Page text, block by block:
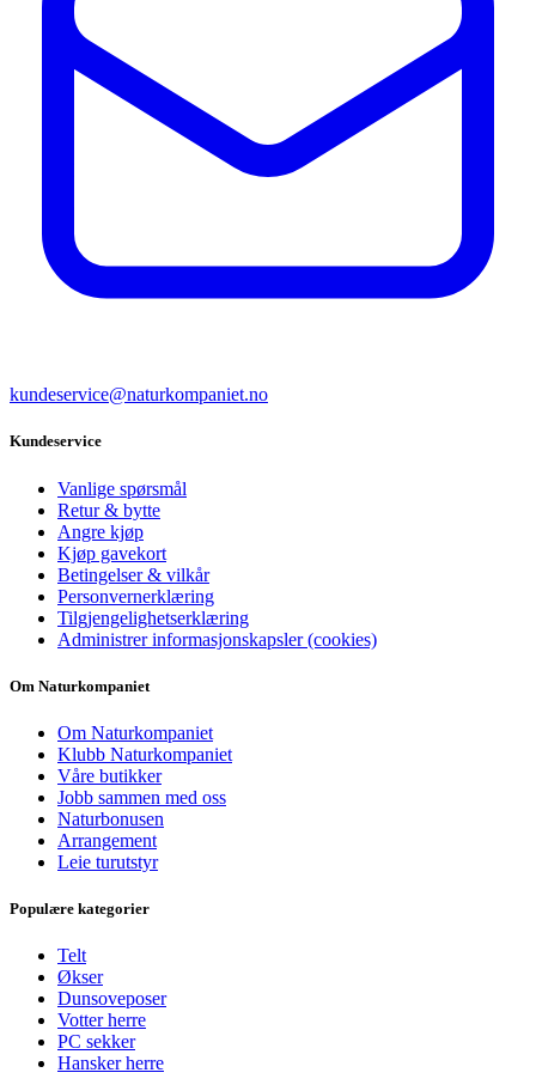
kundeservice@naturkompaniet.no
Kundeservice
Vanlige spørsmål
Retur & bytte
Angre kjøp
Kjøp gavekort
Betingelser & vilkår
Personvernerklæring
Tilgjengelighetserklæring
Administrer informasjonskapsler (cookies)
Om Naturkompaniet
Om Naturkompaniet
Klubb Naturkompaniet
Våre butikker
Jobb sammen med oss
Naturbonusen
Arrangement
Leie turutstyr
Populære kategorier
Telt
Økser
Dunsoveposer
Votter herre
PC sekker
Hansker herre